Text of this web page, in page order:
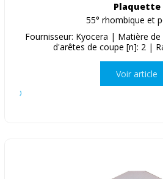
Plaquette
55° rhombique et
Fournisseur: Kyocera | Matière
d'arêtes de coupe [n]: 2 |
Voir article